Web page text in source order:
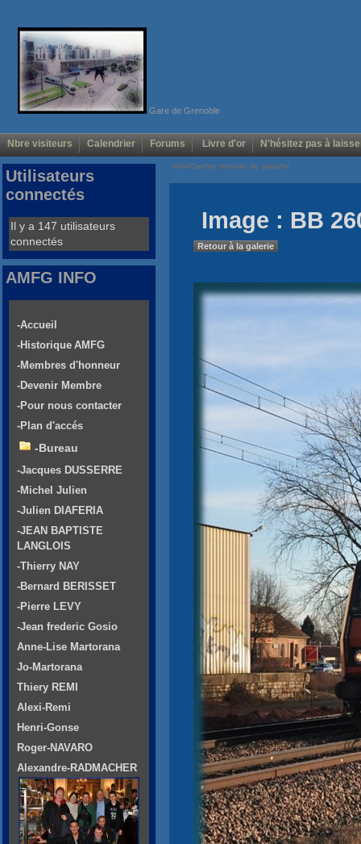
Gare de Grenoble
Nbre visiteurs Calendrier Forums Livre d'or N'hésitez pas à
Voir/Cacher menus de gauche
Image : BB
Retour à la galerie
Utilisateurs
connectés
Il y a 147 utilisateurs
connectés
AMFG INFO
-Accueil
-Historique AMFG
-Membres d'honneur
-Devenir Membre
-Pour nous contacter
-Plan d'accés
-Bureau
-Jacques DUSSERRE
-Michel Julien
-Julien DIAFERIA
-JEAN BAPTISTE
LANGLOIS
-Thierry NAY
-Bernard BERISSET
-Pierre LEVY
-Jean frederic Gosio
Anne-Lise Martorana
Jo-Martorana
Thiery REMI
Alexi-Remi
Henri-Gonse
Roger-NAVARO
Alexandre-RADMACHER